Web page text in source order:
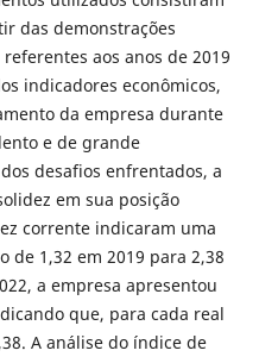
das demonstrações
aos anos de 2019
indicadores econômicos,
da empresa durante
e de grande
desafios enfrentados, a
em sua posição
corrente indicaram uma
de 1,32 em 2019 para 2,38
a empresa apresentou
que, para cada real
A análise do índice de